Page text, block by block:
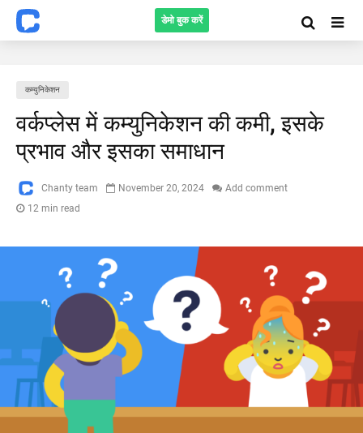
डेमो बुक करें
कम्युनिकेशन
वर्कप्लेस में कम्युनिकेशन की कमी, इसके
प्रभाव और इसका समाधान
Chanty team November 20, 2024
Add comment
12 min read